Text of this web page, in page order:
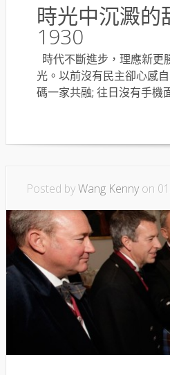
時光中沉澱的
1930
時代不斷進步，理應新更
光。以前沒有民主卻心感
碼一家共融; 往日沒有手機
Posted byWang Kennyon